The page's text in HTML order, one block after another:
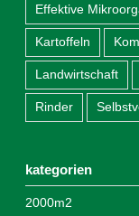
Effektive
Kartoffeln
Landwirtschaft
Rinder
kategorien
2000m2